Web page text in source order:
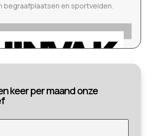
begraafplaatsen en sportvelden.
keer per maand onze